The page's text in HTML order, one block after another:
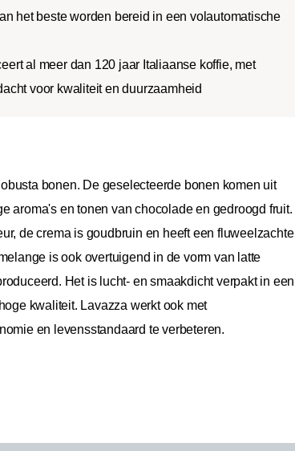
het beste worden bereid in een volautomatische
al meer dan 120 jaar Italiaanse koffie, met
voor kwaliteit en duurzaamheid
bonen. De geselecteerde bonen komen uit
aroma's en tonen van chocolade en gedroogd fruit.
de crema is goudbruin en heeft een fluweelzachte
is ook overtuigend in de vorm van latte
Het is lucht- en smaakdicht verpakt in een
kwaliteit. Lavazza werkt ook met
en levensstandaard te verbeteren.